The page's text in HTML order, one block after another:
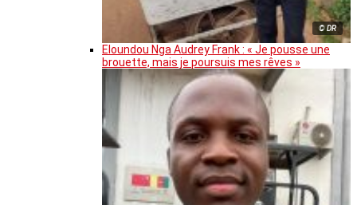
© DR
Eloundou Nga Audrey Frank : « Je pousse une
brouette, mais je poursuis mes rêves »